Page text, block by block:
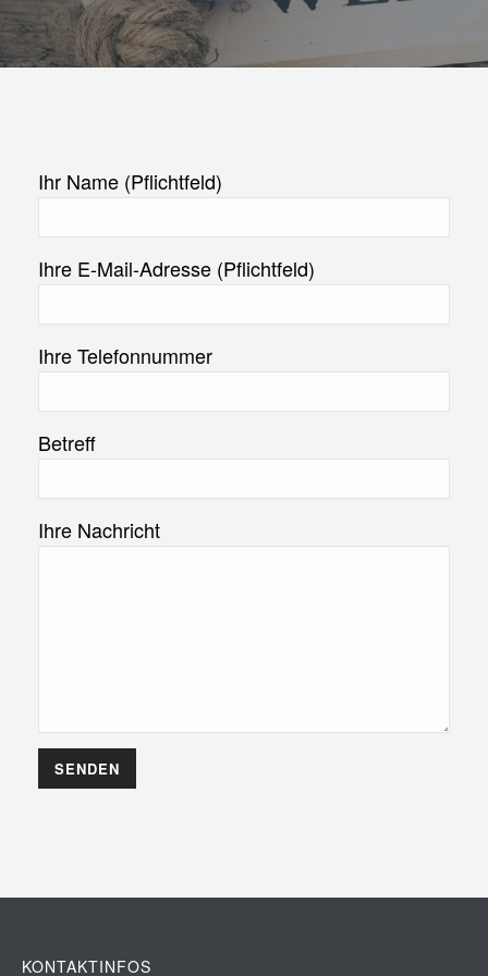
Ihr Name (Pflichtfeld)
Ihre E-Mail-Adresse (Pflichtfeld)
Ihre Telefonnummer
Betreff
Ihre Nachricht
KONTAKTINFOS